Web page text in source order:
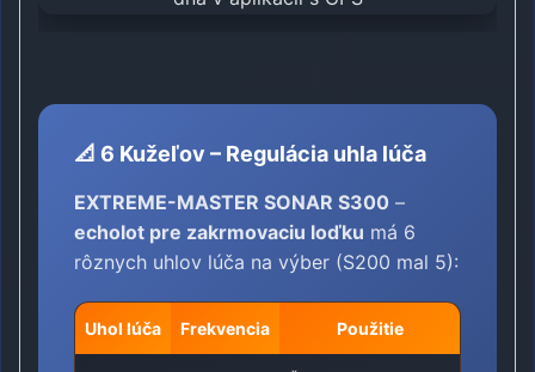
📐 6 Kužeľov – Regulácia uhla lúča
EXTREME-MASTER SONAR S300 –
echolot pre zakrmovaciu loďku má 6
rôznych uhlov lúča na výber (S200 mal 5):
Uhol lúča Frekvencia Použitie